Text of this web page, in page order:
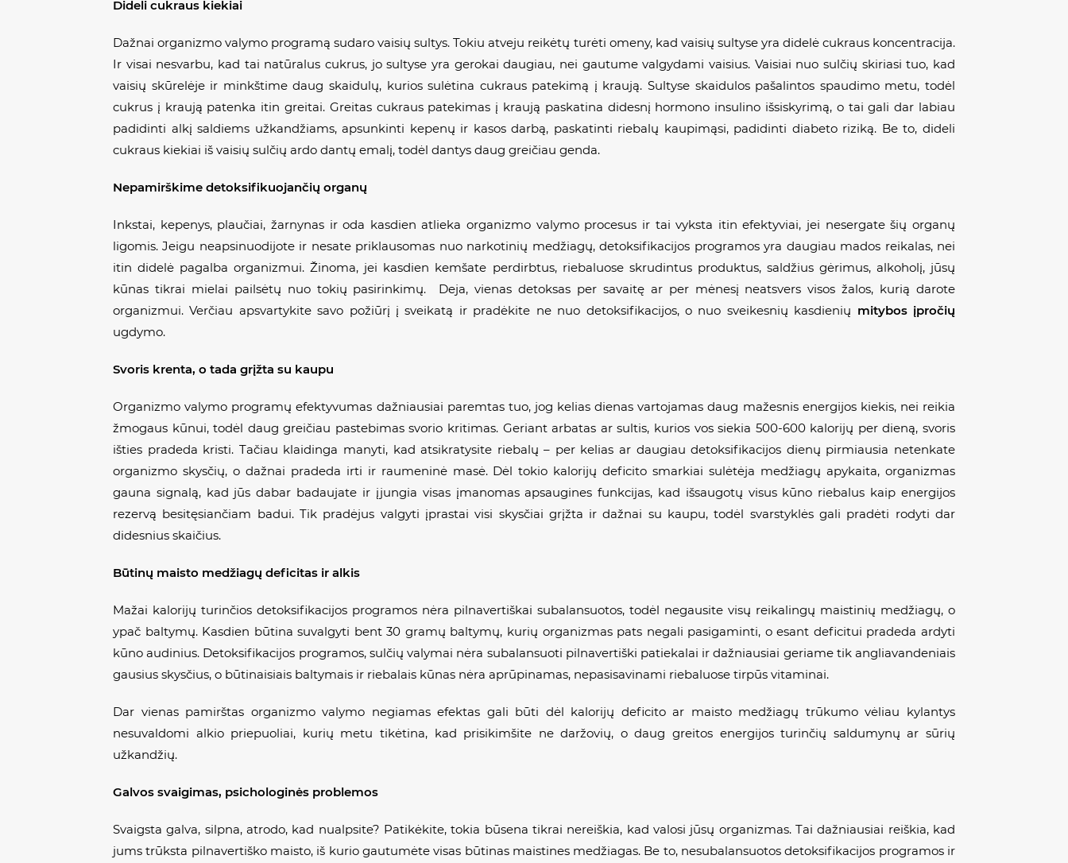
Dideli cukraus kiekiai
Dažnai organizmo valymo programą sudaro vaisių sultys. Tokiu atveju reikėtų turėti omeny, kad vaisių sultyse yra didelė cukraus koncentracija.
Ir visai nesvarbu, kad tai natūralus cukrus, jo sultyse yra gerokai daugiau, nei gautume valgydami vaisius. Vaisiai nuo sulčių skiriasi tuo, kad
vaisių skūrelėje ir minkštime daug skaidulų, kurios sulėtina cukraus patekimą į kraują. Sultyse skaidulos pašalintos spaudimo metu, todėl
cukrus į kraują patenka itin greitai. Greitas cukraus patekimas į kraują paskatina didesnį hormono insulino išsiskyrimą, o tai gali dar labiau
padidinti alkį saldiems užkandžiams, apsunkinti kepenų ir kasos darbą, paskatinti riebalų kaupimąsi, padidinti diabeto riziką. Be to, dideli
cukraus kiekiai iš vaisių sulčių ardo dantų emalį, todėl dantys daug greičiau genda.
Nepamirškime detoksifikuojančių organų
Inkstai, kepenys, plaučiai, žarnynas ir oda kasdien atlieka organizmo valymo procesus ir tai vyksta itin efektyviai, jei nesergate šių organų
ligomis. Jeigu neapsinuodijote ir nesate priklausomas nuo narkotinių medžiagų, detoksifikacijos programos yra daugiau mados reikalas, nei
itin didelė pagalba organizmui. Žinoma, jei kasdien kemšate perdirbtus, riebaluose skrudintus produktus, saldžius gėrimus, alkoholį, jūsų
kūnas tikrai mielai pailsėtų nuo tokių pasirinkimų. Deja, vienas detoksas per savaitę ar per mėnesį neatsvers visos žalos, kurią darote
organizmui. Verčiau apsvartykite savo požiūrį į sveikatą ir pradėkite ne nuo detoksifikacijos, o nuo sveikesnių kasdienių mitybos įpročių
ugdymo.
Svoris krenta, o tada grįžta su kaupu
Organizmo valymo programų efektyvumas dažniausiai paremtas tuo, jog kelias dienas vartojamas daug mažesnis energijos kiekis, nei reikia
žmogaus kūnui, todėl daug greičiau pastebimas svorio kritimas. Geriant arbatas ar sultis, kurios vos siekia 500-600 kalorijų per dieną, svoris
išties pradeda kristi. Tačiau klaidinga manyti, kad atsikratysite riebalų – per kelias ar daugiau detoksifikacijos dienų pirmiausia netenkate
organizmo skysčių, o dažnai pradeda irti ir raumeninė masė. Dėl tokio kalorijų deficito smarkiai sulėtėja medžiagų apykaita, organizmas
gauna signalą, kad jūs dabar badaujate ir įjungia visas įmanomas apsaugines funkcijas, kad išsaugotų visus kūno riebalus kaip energijos
rezervą besitęsiančiam badui. Tik pradėjus valgyti įprastai visi skysčiai grįžta ir dažnai su kaupu, todėl svarstyklės gali pradėti rodyti dar
didesnius skaičius.
Būtinų maisto medžiagų deficitas ir alkis
Mažai kalorijų turinčios detoksifikacijos programos nėra pilnavertiškai subalansuotos, todėl negausite visų reikalingų maistinių medžiagų, o
ypač baltymų. Kasdien būtina suvalgyti bent 30 gramų baltymų, kurių organizmas pats negali pasigaminti, o esant deficitui pradeda ardyti
kūno audinius. Detoksifikacijos programos, sulčių valymai nėra subalansuoti pilnavertiški patiekalai ir dažniausiai geriame tik angliavandeniais
gausius skysčius, o būtinaisiais baltymais ir riebalais kūnas nėra aprūpinamas, nepasisavinami riebaluose tirpūs vitaminai.
Dar vienas pamirštas organizmo valymo negiamas efektas gali būti dėl kalorijų deficito ar maisto medžiagų trūkumo vėliau kylantys
nesuvaldomi alkio priepuoliai, kurių metu tikėtina, kad prisikimšite ne daržovių, o daug greitos energijos turinčių saldumynų ar sūrių
užkandžių.
Galvos svaigimas, psichologinės problemos
Svaigsta galva, silpna, atrodo, kad nualpsite? Patikėkite, tokia būsena tikrai nereiškia, kad valosi jūsų organizmas. Tai dažniausiai reiškia, kad
jums trūksta pilnavertiško maisto, iš kurio gautumėte visas būtinas maistines medžiagas. Be to, nesubalansuotos detoksifikacijos programos ir